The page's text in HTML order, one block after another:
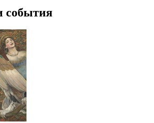
события